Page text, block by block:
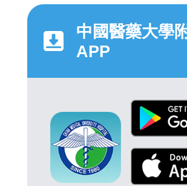
中國醫藥大學
APP